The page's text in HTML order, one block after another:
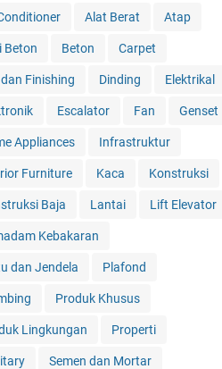
Alat Berat Atap
Beton Beton Carpet
Finishing Dinding Elektrikal
Escalator Fan Genset
Appliances Infrastruktur
Furniture Kaca Konstruksi
Baja Lantai Lift Elevator
Kebakaran
dan Jendela Plafond
Produk Khusus
Lingkungan Properti
Semen dan Mortar